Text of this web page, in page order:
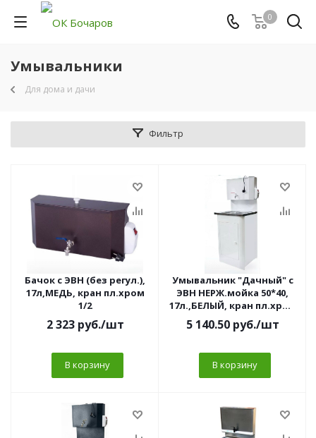
0
Умывальники
Для дома и дачи
Фильтр
Бачок с ЭВН (без регул.),
17л,МЕДЬ, кран пл.хром
1/2
2 323руб./шт
В корзину
Умывальник "Дачный" с
ЭВН НЕРЖ.мойка 50*40,
17л.,БЕЛЫЙ, кран пл.хром
1/2
5 140.50руб./шт
В корзину